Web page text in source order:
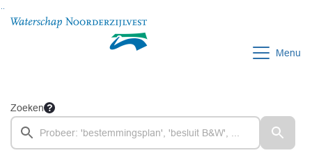
Ga naar de inhoud van deze pagina
Ga naar het zoeken
Ga naar het menu
Menu
Zoeken